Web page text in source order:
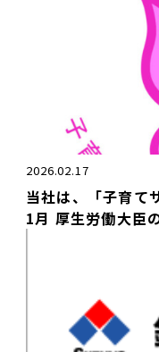
2026.02.17
当社は、「子育て
1月 厚生労働大臣